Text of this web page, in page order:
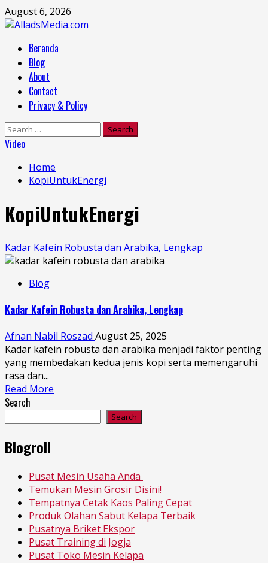
Skip
to
August 6, 2026
MenuBeranda
Blog
About
Contact
Privacy & Policy
Search
for:
Video
Home
KopiUntukEnergi
KopiUntukEnergi
Kadar Kafein Robusta dan Arabika, Lengkap
Blog
Kadar Kafein Robusta dan Arabika, Lengkap
Afnan Nabil Roszad August 25, 2025
Kadar kafein robusta dan arabika menjadi faktor penting
yang membedakan kedua jenis kopi serta memengaruhi
rasa dan...
Read More
Search
Search
Blogroll
Pusat Mesin Usaha Anda
Temukan Mesin Grosir Disini!
Tempatnya Cetak Kaos Paling Cepat
Produk Olahan Sabut Kelapa Terbaik
Pusatnya Briket Ekspor
Pusat Training di Jogja
Pusat Toko Mesin Kelapa